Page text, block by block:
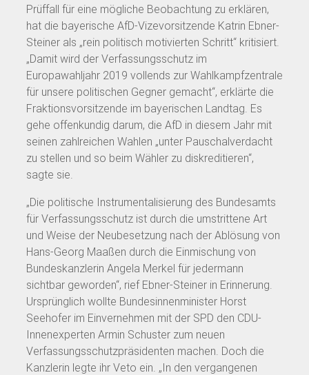
Prüffall für eine mögliche Beobachtung zu erklären,
hat die bayerische AfD-Vizevorsitzende Katrin Ebner-
Steiner als „rein politisch motivierten Schritt“ kritisiert.
„Damit wird der Verfassungsschutz im
Europawahljahr 2019 vollends zur Wahlkampfzentrale
für unsere politischen Gegner gemacht“, erklärte die
Fraktionsvorsitzende im bayerischen Landtag. Es
gehe offenkundig darum, die AfD in diesem Jahr mit
seinen zahlreichen Wahlen „unter Pauschalverdacht
zu stellen und so beim Wähler zu diskreditieren“,
sagte sie.
„Die politische Instrumentalisierung des Bundesamts
für Verfassungsschutz ist durch die umstrittene Art
und Weise der Neubesetzung nach der Ablösung von
Hans-Georg Maaßen durch die Einmischung von
Bundeskanzlerin Angela Merkel für jedermann
sichtbar geworden“, rief Ebner-Steiner in Erinnerung.
Ursprünglich wollte Bundesinnenminister Horst
Seehofer im Einvernehmen mit der SPD den CDU-
Innenexperten Armin Schuster zum neuen
Verfassungsschutzpräsidenten machen. Doch die
Kanzlerin legte ihr Veto ein. „In den vergangenen